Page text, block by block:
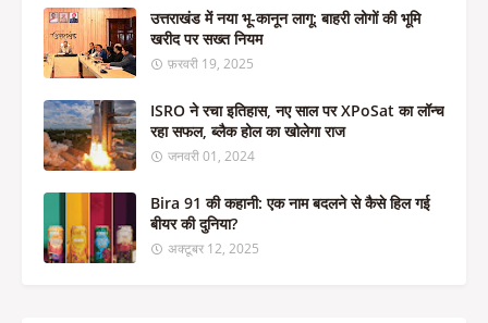
उत्तराखंड में नया भू-कानून लागू: बाहरी लोगों की भूमि
खरीद पर सख्त नियम
फ़रवरी 19, 2025
ISRO ने रचा इतिहास, नए साल पर XPoSat का लॉन्च
रहा सफल, ब्लैक होल का खोलेगा राज
जनवरी 01, 2024
Bira 91 की कहानी: एक नाम बदलने से कैसे हिल गई
बीयर की दुनिया?
अक्टूबर 12, 2025